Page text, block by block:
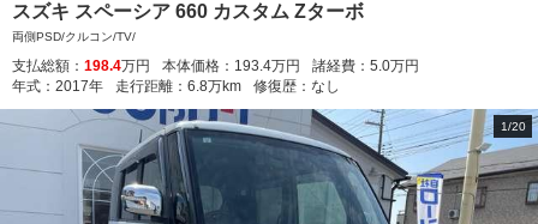
スズキ スペーシア 660 カスタム Zターボ
両側PSD/クルコン/TV/
支払総額： 198.4万円 本体価格： 193.4万円 諸経費： 5.0万円
年式： 2017年 走行距離： 6.8万km 修復歴： なし
1/20